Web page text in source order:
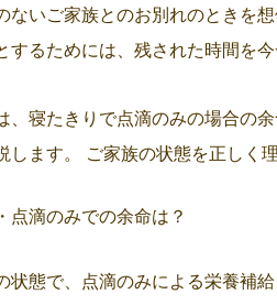
ないご家族とのお別れのときを
するためには、残された時間を
、寝たきりで点滴のみの場合の
します。 ご家族の状態を正しく
点滴のみでの余命は？
状態で、点滴のみによる栄養補